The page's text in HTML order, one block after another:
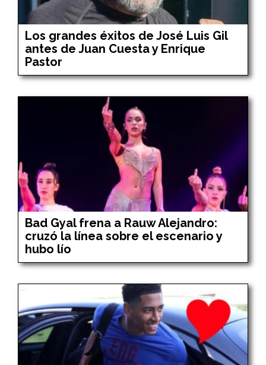
Los grandes éxitos de José Luis Gil
antes de Juan Cuesta y Enrique
Pastor
Bad Gyal frena a Rauw Alejandro:
cruzó la línea sobre el escenario y
hubo lío